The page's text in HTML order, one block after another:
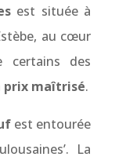
est située à
au cœur
certains des
prix maîtrisé.
est entourée
La